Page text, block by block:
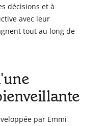
décisions et à
avec leur
tout au long de
par Emmi